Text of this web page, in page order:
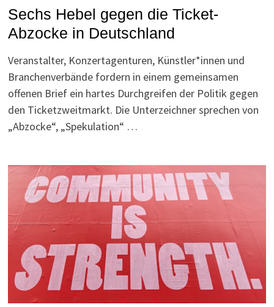
Sechs Hebel gegen die Ticket-
Abzocke in Deutschland
Veranstalter, Konzertagenturen, Künstler*innen und
Branchenverbände fordern in einem gemeinsamen
offenen Brief ein hartes Durchgreifen der Politik gegen
den Ticketzweitmarkt. Die Unterzeichner sprechen von
„Abzocke“, „Spekulation“ …